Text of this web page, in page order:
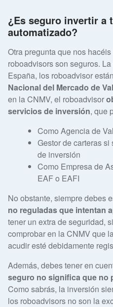
¿Es seguro invertir a
automatizado?
Otra pregunta que nos
roboadvisors son seguros.
España, los roboadvisor
Nacional del Mercado de
en la CNMV, el roboadvisor
servicios de inversión, que
Como Agencia de
Gestor de carteras
de inversión
Como Empresa de
EAF o EAFI
No obstante, siempre debes
no reguladas que intentan
tener un extra de seguridad,
comprobar en la CNMV que
acudir esté debidamente
Además, debes tener en
seguro no significa que no
Como sabrás, la inversión
los roboadvisors no son la